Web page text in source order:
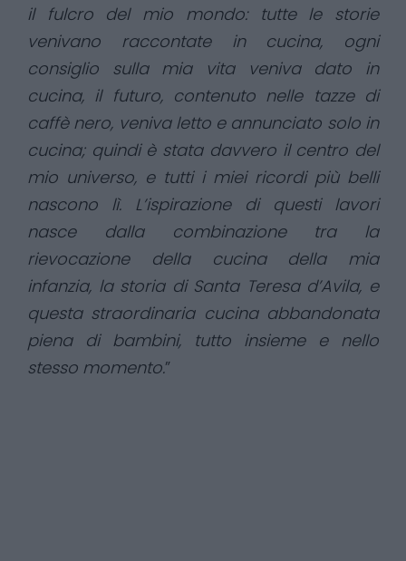
il fulcro del mio mondo: tutte le storie
venivano raccontate in cucina, ogni
consiglio sulla mia vita veniva dato in
cucina, il futuro, contenuto nelle tazze di
caffè nero, veniva letto e annunciato solo in
cucina; quindi è stata davvero il centro del
mio universo, e tutti i miei ricordi più belli
nascono lì. L’ispirazione di questi lavori
nasce dalla combinazione tra la
rievocazione della cucina della mia
infanzia, la storia di Santa Teresa d’Avila, e
questa straordinaria cucina abbandonata
piena di bambini, tutto insieme e nello
stesso momento.”